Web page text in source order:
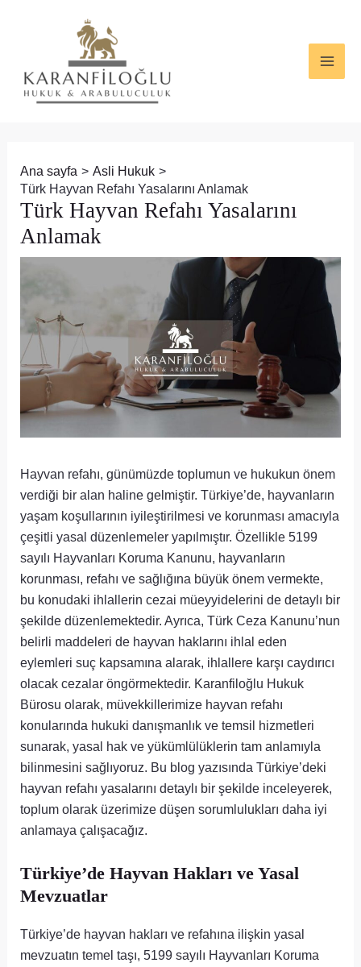
Ana sayfa
Asli Hukuk
Türk Hayvan Refahı Yasalarını Anlamak
Türk Hayvan Refahı Yasalarını
Anlamak
Hayvan refahı, günümüzde toplumun ve hukukun önem
verdiği bir alan haline gelmiştir. Türkiye’de, hayvanların
yaşam koşullarının iyileştirilmesi ve korunması amacıyla
çeşitli yasal düzenlemeler yapılmıştır. Özellikle 5199
sayılı Hayvanları Koruma Kanunu, hayvanların
korunması, refahı ve sağlığına büyük önem vermekte,
bu konudaki ihlallerin cezai müeyyidelerini de detaylı bir
şekilde düzenlemektedir. Ayrıca, Türk Ceza Kanunu’nun
belirli maddeleri de hayvan haklarını ihlal eden
eylemleri suç kapsamına alarak, ihlallere karşı caydırıcı
olacak cezalar öngörmektedir. Karanfiloğlu Hukuk
Bürosu olarak, müvekkillerimize hayvan refahı
konularında hukuki danışmanlık ve temsil hizmetleri
sunarak, yasal hak ve yükümlülüklerin tam anlamıyla
bilinmesini sağlıyoruz. Bu blog yazısında Türkiye’deki
hayvan refahı yasalarını detaylı bir şekilde inceleyerek,
toplum olarak üzerimize düşen sorumlulukları daha iyi
anlamaya çalışacağız.
Türkiye’de Hayvan Hakları ve Yasal
Mevzuatlar
Türkiye’de hayvan hakları ve refahına ilişkin yasal
mevzuatın temel taşı, 5199 sayılı Hayvanları Koruma